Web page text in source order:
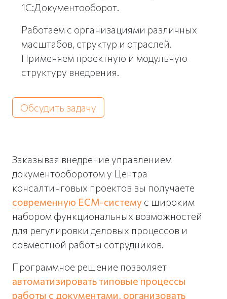
1С:Документооборот.
Работаем с организациями различных
масштабов, структур и отраслей.
Применяем проектную и модульную
структуру внедрения.
Обсудить задачу
Заказывая внедрение управлением
документооборотом у Центра
консалтинговых проектов вы получаете
современную ECM-систему с широким
набором функциональных возможностей
для регулировки деловых процессов и
совместной работы сотрудников.
Программное решение позволяет
автоматизировать типовые процессы
работы с документами, организовать